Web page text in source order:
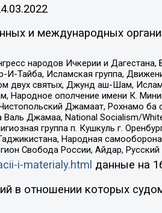
и международных
народов Ичкерии и Дагестана,
Тайба, Исламская группа,
двух святых, Джунд аш-Шам,
ополчение имени К.
Джамаат, Рохнамо ба
Джамаа, National Socialism/White
группа п. Кушкуль г.
Народная
Свобода России, Айдар,
i-materialy.html данные на
в отношении которых